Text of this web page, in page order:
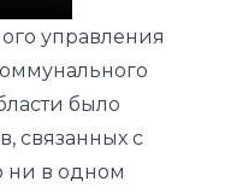
управления
было
связанных с
ни в одном